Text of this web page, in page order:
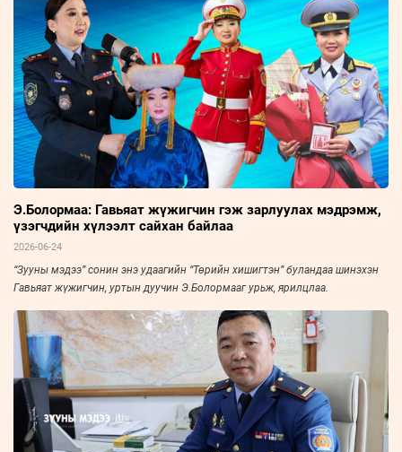
Э.Болормаа: Гавьяат жүжигчин гэж зарлуулах мэдрэмж,
үзэгчдийн хүлээлт сайхан байлаа
2026-06-24
“Зууны мэдээ” сонин энэ удаагийн “Төрийн хишигтэн” буландаа шинэхэн
Гавьяат жүжигчин, уртын дуучин Э.Болормааг урьж, ярилцлаа.